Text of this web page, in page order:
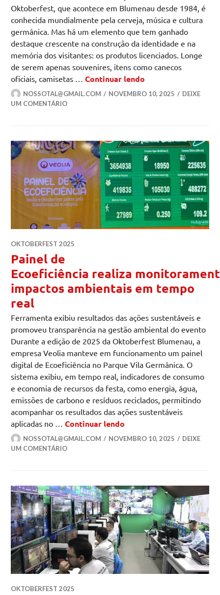
Oktoberfest, que acontece em Blumenau desde 1984, é
conhecida mundialmente pela cerveja, música e cultura
germânica. Mas há um elemento que tem ganhado
destaque crescente na construção da identidade e na
memória dos visitantes: os produtos licenciados. Longe
de serem apenas souvenires, itens como canecos
oficiais, camisetas …Continuar lendo
NOSSOTAL@GMAIL.COM NOVEMBRO 10, 2025
DEIXE
UM COMENTÁRIO
OKTOBERFEST 2025
Painel de
Ecoeficiência realiza
impactos ambientais em tempo
real
Ferramenta exibiu resultados das ações sustentáveis e
promoveu transparência na gestão ambiental do evento
Durante a edição de 2025 da Oktoberfest Blumenau, a
empresa Veolia manteve em funcionamento um painel
digital de Ecoeficiência no Parque Vila Germânica. O
sistema exibiu, em tempo real, indicadores de consumo
e economia de recursos da festa, como energia, água,
emissões de carbono e resíduos reciclados, permitindo
acompanhar os resultados das ações sustentáveis
aplicadas no …Continuar lendo
NOSSOTAL@GMAIL.COM NOVEMBRO 10, 2025
DEIXE
UM COMENTÁRIO
OKTOBERFEST 2025